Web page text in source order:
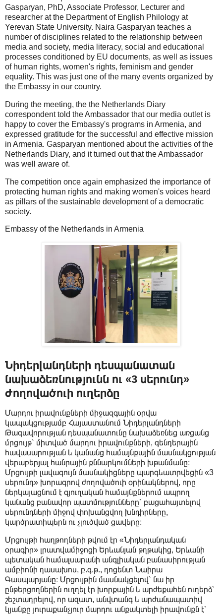
Gasparyan, PhD, Associate Professor, Lecturer and
researcher at the Department of English Philology at
Yerevan State University. Naira Gasparyan teaches a
number of disciplines related to the relationship between
media and society, media literacy, social and educational
processes conditioned by EU documents, as well as issues
of human rights, women's rights, feminism and gender
equality. This was just one of the many events organized by
the Embassy in our country.
During the meeting, the the Netherlands Diary
correspondent told the Ambassador that our media outlet is
happy to cover the Embassy's programs in Armenia, and
expressed gratitude for the successful and effective mission
in Armenia. Gasparyan mentioned about the activities of the
Netherlands Diary, and it turned out that the Ambassador
was well aware of.
The competition once again emphasized the importance of
protecting human rights and making women's voices heard
as pillars of the sustainable development of a democratic
society.
Embassy of the Netherlands in Armenia
Նիդերլանդների դեսպանատան
նախաձեռնությունն ու «3 սերունդ»
ժողովածուի ուղերձը
Մարդու իրավունքների միջազգային օրվա
կապակցությամբ Հայաստանում Նիդերլանդների
Թագավորության դեսպանատունը նախաձեռնեց առցանց
մրցույթ՝ միտված մարդու իրավունքների, գենդերային
հավասարության և կանանց համայնքային մասնակցության
վերաբերյալ հանրային քննարկումների խթանմանը։
Մրցույթի լավագույն մասնակիցները պարգևատրվեցին «3
սերունդ» խորագրով ժողովածուի օրինակներով, որը
ներկայացնում է գյուղական համայնքներում ապրող
կանանց բանավոր պատմությունները՝ բացահայտելով
սերունդների միջով փոխանցվող խնդիրները,
կարծրատիպերն ու չլուծված ցավերը։
Մրցույթի հաղթողների թվում էր «Նիդերլանդական
օրագիր» լրատվամիջոցի Երևանյան թղթակից, Երևանի
պետական համալսարանի անգլիական բանասիրության
ամբիոնի դասախոս, բ.գ.թ., դոցենտ Նաիրա
Գասպարյանը։ Մրցույթին մասնակցելով՝ նա իր
ընթերցողներին ուղղել էր խորքային և արժեքահեն ուղերձ՝
շեշտադրելով, որ ազատ, անվտանգ և արժանապատիվ
կյանքը յուրաքանչյուր մարդու անքակտելի իրավունքն է՝